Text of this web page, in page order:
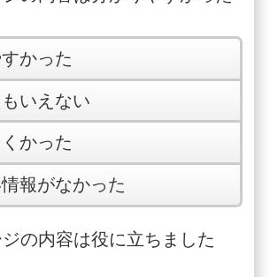
かった
いえない
かった
報がなかった
の内容は役に立ちました